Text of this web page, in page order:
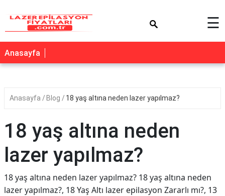
☰
Anasayfa
Anasayfa Blog 18 yaş altına neden lazer yapılmaz?
18 yaş altına neden
lazer yapılmaz?
18 yaş altına neden lazer yapılmaz? 18 yaş altına neden
lazer yapılmaz?, 18 Yaş Altı lazer epilasyon Zararlı mı?, 13